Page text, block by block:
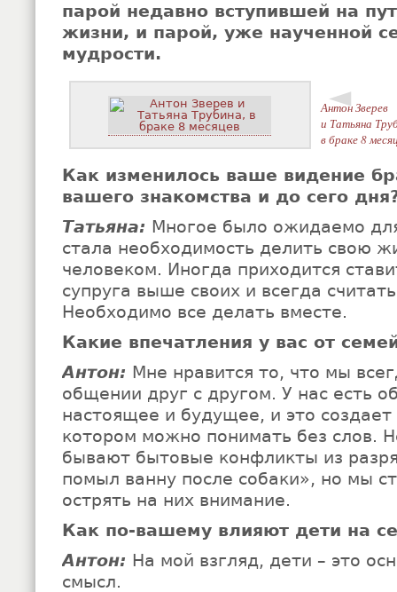
парой недавно вступившей на
жизни, и парой, уже наученной
мудрости.
◄
Антон Зверев
и Татьяна
в браке 8
Как изменилось ваше видение
вашего знакомства и до сего
Татьяна: Многое было ожидаемо
стала необходимость делить свою
человеком. Иногда приходится
супруга выше своих и всегда
Необходимо все делать вместе.
Какие впечатления у вас от
Антон: Мне нравится то, что мы
общении друг с другом. У нас есть
настоящее и будущее, и это
котором можно понимать без слов.
бывают бытовые конфликты из
помыл ванну после собаки», но мы
острять на них внимание.
Как по-вашему влияют дети на
Антон: На мой взгляд, дети – это
смысл.